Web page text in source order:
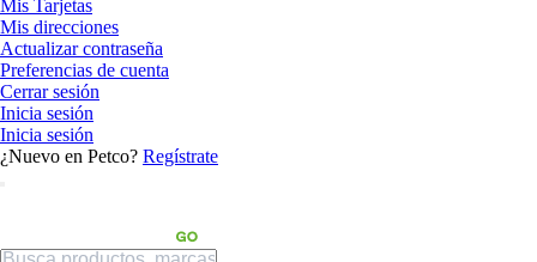
Mis Tarjetas
Mis direcciones
Actualizar contraseña
Preferencias de cuenta
Cerrar sesión
Inicia sesión
Inicia sesión
¿Nuevo en Petco? Regístrate